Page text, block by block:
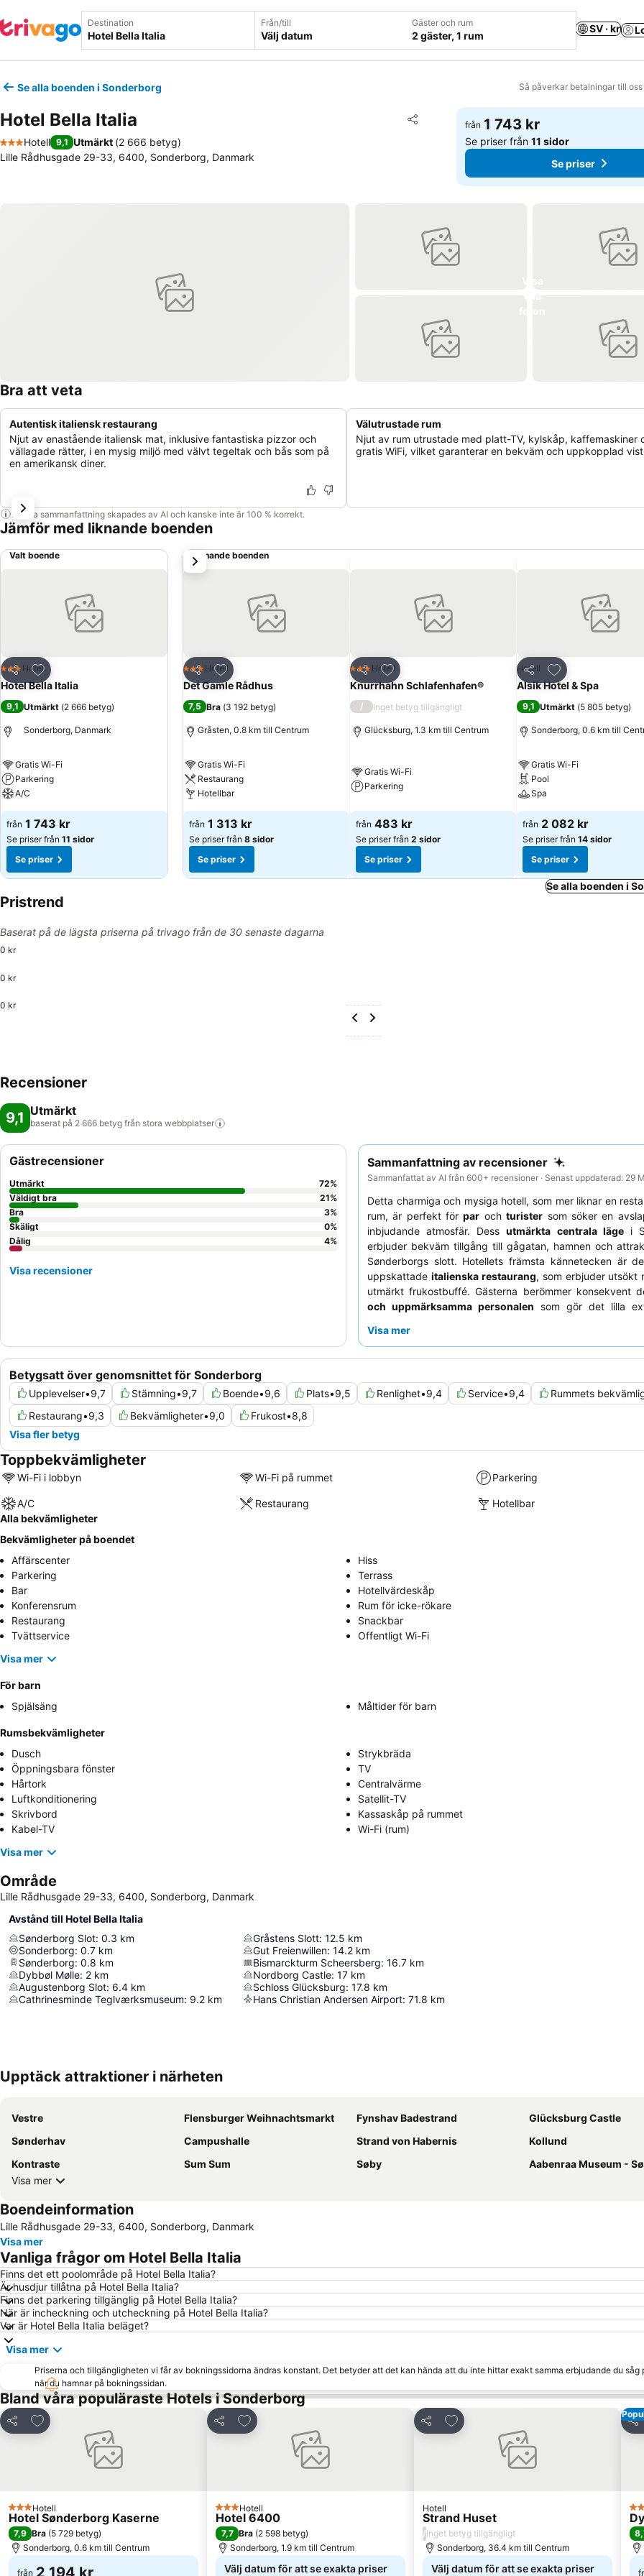
Destination Från/till
Välj datum
Gäster och rum
2 gäster, 1 rum
SV · kr
Se alla boenden i Sonderborg Så påverkar betalningar till
Hotel Bella Italia Dela
Lägg till i Mina Favoriter
3 Stjärnor
Hotell 9,1 Utmärkt (2 666 betyg)
Lille Rådhusgade 29-33, 6400, Sonderborg, Danmark
från 1 743 kr
Se priser från11 sidor
Se priser
Bra att veta
Autentisk italiensk restaurang
Njut av enastående italiensk mat, inklusive fantastiska pizzor och
vällagade rätter, i en mysig miljö med välvt tegeltak och bås som på
en amerikansk diner.
Välutrustade rum
Njut av rum utrustade med platt-TV, kylskåp, kaffemaskiner
gratis WiFi, vilket garanterar en bekväm och uppkopplad
Denna sammanfattning skapades av AI och kanske inte är 100 % korrekt.
Jämför med liknande boenden
Valt boende
Dela
Lägg till i Mina Favoriter
3 Stjärnor
Hotell
Hotel Bella Italia
9,1 Utmärkt (2 666 betyg)
Sonderborg, Danmark
Gratis Wi-Fi
Parkering
A/C
från 1 743 kr
Se priser från 11 sidor
Se priser
Liknande boenden
Dela
Lägg till i Mina Favoriter
3 Stjärnor
Hotell
Det Gamle Rådhus
7,5 Bra (3 192 betyg)
Gråsten, 0.8 km till Centrum
Gratis Wi-Fi
Restaurang
Hotellbar
från 1 313 kr
Se priser från 8 sidor
Se priser
Dela
Lägg till i Mina Favoriter
3 Stjärnor
Hotell
Knurrhahn Schlafenhafen®
/ Inget betyg tillgängligt
Glücksburg, 1.3 km till Centrum
Gratis Wi-Fi
Parkering
från 483 kr
Se priser från 2 sidor
Se priser
Dela
Lägg till i Mina
Hotell
Alsik Hotel & Spa
9,1 Utmärkt (5 805 betyg)
Sonderborg, 0.6 km till
Gratis Wi-Fi
Pool
Spa
från 2 082 kr
Se priser från 14 sidor
Se priser
nästa
Se alla boenden i
Pristrend
Baserat på de lägsta priserna på trivago från de 30 senaste dagarna
0 kr
0 kr
0 kr
Recensioner
9,1 Utmärkt
baserat på 2 666 betyg från stora webbplatser
Sammanfattning av recensioner
Sammanfattat av AI från 600+ recensioner · Senast uppdaterad: 29
Detta charmiga och mysiga hotell, som mer liknar en
rum, är perfekt förpar ochturister som söker en
inbjudande atmosfär. Dessutmärkta centrala lägei
erbjuder bekväm tillgång till gågatan, hamnen och
Sønderborgs slott. Hotellets främsta kännetecken är
uppskattade italienska restaurang, som erbjuder utsökt
utmärkt frukostbuffé. Gästerna berömmer konsekvent
och uppmärksamma personalen som gör det lilla
be om rum som inte vetter mot gatan eller matplatsen
Visa mer
Betygsatt över genomsnittet för Sonderborg
Upplevelser•9,7 Stämning•9,7 Boende•9,6 Plats•9,5 Renlighet•9,4 Service•9,4 Rummets
Restaurang•9,3 Bekvämligheter•9,0 Frukost•8,8
Visa fler betyg
Gästrecensioner
Utmärkt 72%
Väldigt bra
21%
Bra
3%
Skäligt
0%
Dålig
4%
Visa recensioner
Toppbekvämligheter
Wi-Fi i lobbyn Wi-Fi på rummet Parkering
A/C Restaurang
Hotellbar
Alla bekvämligheter
Bekvämligheter på boendet
Affärscenter
Hiss
Parkering
Terrass
Bar
Hotellvärdeskåp
Konferensrum
Rum för icke-rökare
Restaurang
Snackbar
Tvättservice
Offentligt Wi-Fi
Visa mer
För barn
Spjälsäng
Måltider för barn
Rumsbekvämligheter
Dusch
Strykbräda
Öppningsbara fönster
TV
Hårtork
Centralvärme
Luftkonditionering
Satellit-TV
Skrivbord
Kassaskåp på rummet
Kabel-TV
Wi-Fi (rum)
Visa mer
Område
Lille Rådhusgade 29-33, 6400, Sonderborg, Danmark
Avstånd till Hotel Bella Italia
Sønderborg Slot: 0.3 km
Sonderborg: 0.7 km
Sønderborg: 0.8 km
Dybbøl Mølle: 2 km
Augustenborg Slot: 6.4 km
Cathrinesminde Teglværksmuseum: 9.2 km
Gråstens Slott: 12.5 km
Gut Freienwillen: 14.2 km
Bismarckturm Scheersberg: 16.7 km
Nordborg Castle: 17 km
Schloss Glücksburg: 17.8 km
Hans Christian Andersen Airport: 71.8 km
Upptäck attraktioner i närheten
Vestre Flensburger Weihnachtsmarkt Fynshav Badestrand
Glücksburg Castle
Sønderhav
Campushalle Strand von Habernis
Kollund
Kontraste
Sum Sum Søby
Aabenraa Museum - Sønderjyllands
Visa mer
Boendeinformation
Lille Rådhusgade 29-33, 6400, Sonderborg, Danmark
Visa mer
Vanliga frågor om Hotel Bella Italia
Finns det ett poolområde på Hotel Bella Italia?
Är husdjur tillåtna på Hotel Bella Italia?
Finns det parkering tillgänglig på Hotel Bella Italia?
När är incheckning och utcheckning på Hotel Bella Italia?
Var är Hotel Bella Italia beläget?
Visa mer
Priserna och tillgängligheten vi får av bokningssidorna ändras konstant. Det betyder att det kan hända att du inte hittar exakt samma erbjudande du såg
när du hamnar på bokningssidan.
Bland våra populäraste Hotels i Sonderborg
Dela
Lägg till i Mina Favoriter
3 Stjärnor
Hotell
Hotel Sønderborg Kaserne
7,9 Bra (5 729 betyg)
Sonderborg, 0.6 km till Centrum
från 2 194 kr
Dela
Lägg till i Mina Favoriter
3 Stjärnor
Hotell
Hotel 6400
7,7 Bra (2 598 betyg)
Sonderborg, 1.9 km till Centrum
Välj datum för att se exakta priser
Dela
Lägg till i Mina Favoriter
Hotell
Strand Huset
/Inget betyg tillgängligt
Sonderborg, 36.4 km till Centrum
Välj datum för att se exakta priser
Dela
5